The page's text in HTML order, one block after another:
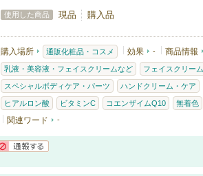
使用した商品 現品 購入品
購入場所 通販化粧品・コスメ 効果 - 商品情報
乳液・美容液・フェイスクリームなど フェイスクリーム
スペシャルボディケア・パーツ ハンドクリーム・ケア
ヒアルロン酸 ビタミンC コエンザイムQ10 無着色
関連ワード -